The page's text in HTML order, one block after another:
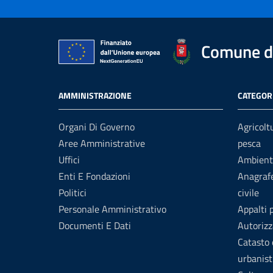
Comune
AMMINISTRAZIONE
Organi Di Governo
Aree Amministrative
Uffici
Enti E Fondazioni
Politici
Personale Amministrativo
Documenti E Dati
pesca
civile
Appalti
Catasto